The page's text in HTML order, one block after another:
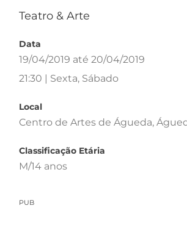
Teatro & Arte
Data
19/04/2019 até 20/04/2019
21:30 | Sexta, Sábado
Local
Centro de Artes de Águeda,
Classificação Etária
M/14 anos
PUB